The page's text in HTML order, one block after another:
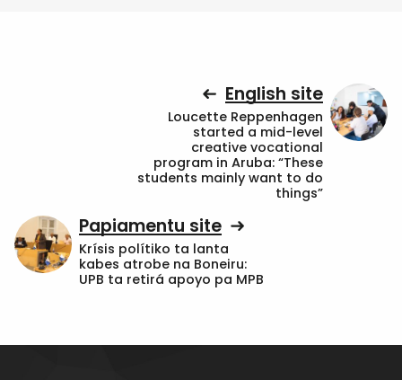
English site
Loucette Reppenhagen
started a mid-level
creative vocational
program in Aruba: “These
students mainly want to do
things”
Papiamentu site
Krísis polítiko ta lanta
kabes atrobe na Boneiru:
UPB ta retirá apoyo pa MPB